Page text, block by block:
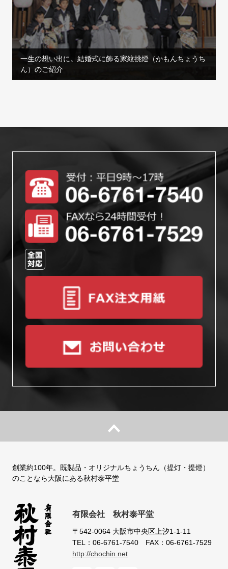
一生の想い出に。結婚式に飾る家紋挑燈（かもんちょうち
ん）のご紹介
創業約100年。既製品・オリジナルちょうちん（提灯・提燈）
のことなら大阪にある秋村泰平堂
有限会社 秋村泰平堂
〒542-0064 大阪市中央区上汐1-1-11
TEL：06-6761-7540 FAX：06-6761-7529
http://chochin.net